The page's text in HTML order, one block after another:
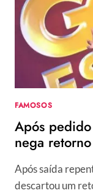
ASSUME
DESEJOS
E
FAMOSOS
Após
nega
Após saída
descartou um